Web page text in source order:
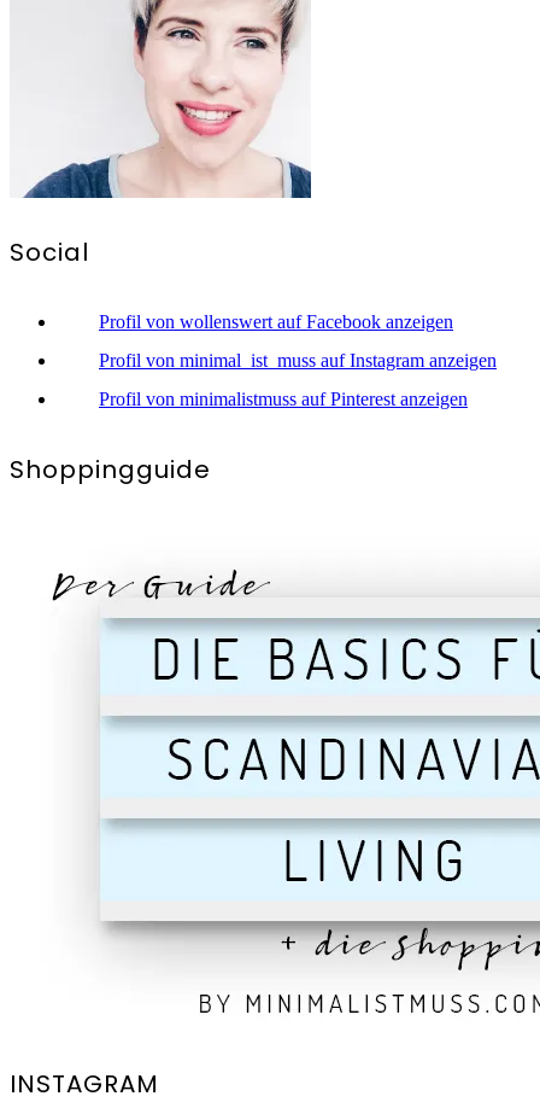
Social
Profil von wollenswert auf Facebook anzeigen
Profil von minimal_ist_muss auf Instagram anzeigen
Profil von minimalistmuss auf Pinterest anzeigen
Shoppingguide
INSTAGRAM